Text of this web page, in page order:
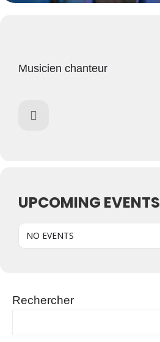
Musicien chanteur
UPCOMING EVENTS
NO EVENTS
Rechercher